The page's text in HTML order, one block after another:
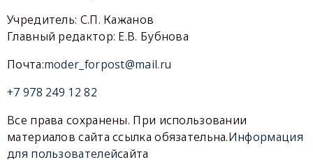
Учредитель: С.П. Кажанов
Главный редактор: Е.В. Бубнова
Почта:moder_forpost@mail.ru
+7 978 249 12 82
Все права сохранены. При использовании
материалов сайта ссылка обязательна.Информация
для пользователейсайта